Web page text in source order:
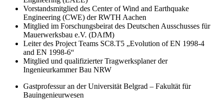
Vorstandsmitglied des Center of Wind and Earthquake
Engineering (CWE) der RWTH Aachen
Mitglied im Forschungsbeirat des Deutschen Ausschusses für
Mauerwerksbau e.V. (DAfM)
Leiter des Project Teams SC8.T5 „Evolution of EN 1998-4
and EN 1998-6“
Mitglied und qualifizierter Tragwerksplaner der
Ingenieurkammer Bau NRW
Gastprofessur an der Universität Belgrad – Fakultät für
Bauingenieurwesen